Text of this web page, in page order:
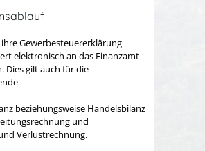
ihre Gewerbesteuererklärung
elektronisch an das Finanzamt
Dies gilt auch für die
beziehungsweise Handelsbilanz
und
Verlustrechnung.